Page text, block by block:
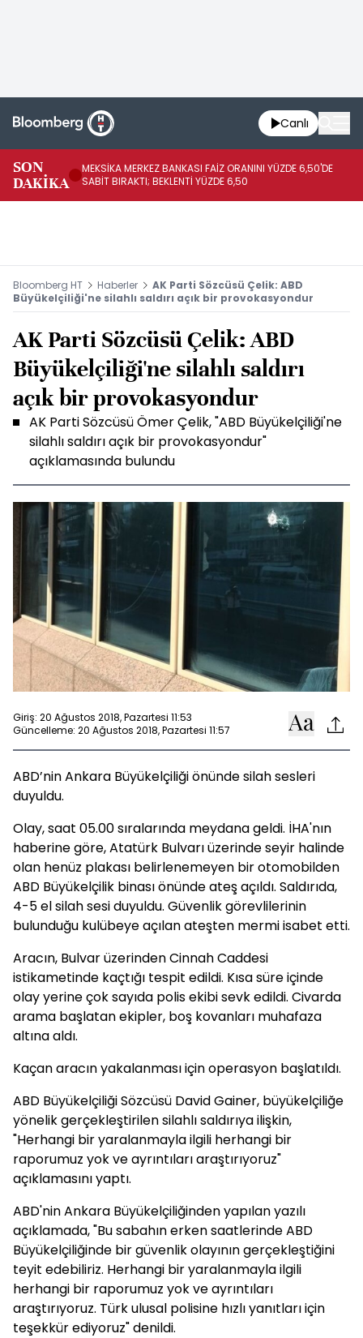
Canlı
SON
DAKİKA
MEKSİKA MERKEZ BANKASI FAİZ ORANINI YÜZDE 6,50'DE
SABİT BIRAKTI; BEKLENTİ YÜZDE 6,50
Bloomberg HT Haberler
AK Parti Sözcüsü Çelik: ABD
Büyükelçiliği'ne silahlı saldırı açık bir provokasyondur
AK Parti Sözcüsü Çelik: ABD
Büyükelçiliği'ne silahlı saldırı
açık bir provokasyondur
AK Parti Sözcüsü Ömer Çelik, "ABD Büyükelçiliği'ne
silahlı saldırı açık bir provokasyondur"
açıklamasında bulundu
Giriş: 20 Ağustos 2018, Pazartesi 11:53
Güncelleme: 20 Ağustos 2018, Pazartesi 11:57
ABD’nin Ankara Büyükelçiliği önünde silah sesleri
duyuldu.
Olay, saat 05.00 sıralarında meydana geldi. İHA'nın
haberine göre, Atatürk Bulvarı üzerinde seyir halinde
olan henüz plakası belirlenemeyen bir otomobilden
ABD Büyükelçilik binası önünde ateş açıldı. Saldırıda,
4-5 el silah sesi duyuldu. Güvenlik görevlilerinin
bulunduğu kulübeye açılan ateşten mermi isabet etti.
Aracın, Bulvar üzerinden Cinnah Caddesi
istikametinde kaçtığı tespit edildi. Kısa süre içinde
olay yerine çok sayıda polis ekibi sevk edildi. Civarda
arama başlatan ekipler, boş kovanları muhafaza
altına aldı.
Kaçan aracın yakalanması için operasyon başlatıldı.
ABD Büyükelçiliği Sözcüsü David Gainer, büyükelçiliğe
yönelik gerçekleştirilen silahlı saldırıya ilişkin,
"Herhangi bir yaralanmayla ilgili herhangi bir
raporumuz yok ve ayrıntıları araştırıyoruz"
açıklamasını yaptı.
ABD'nin Ankara Büyükelçiliğinden yapılan yazılı
açıklamada, "Bu sabahın erken saatlerinde ABD
Büyükelçiliğinde bir güvenlik olayının gerçekleştiğini
teyit edebiliriz. Herhangi bir yaralanmayla ilgili
herhangi bir raporumuz yok ve ayrıntıları
araştırıyoruz. Türk ulusal polisine hızlı yanıtları için
teşekkür ediyoruz" denildi.